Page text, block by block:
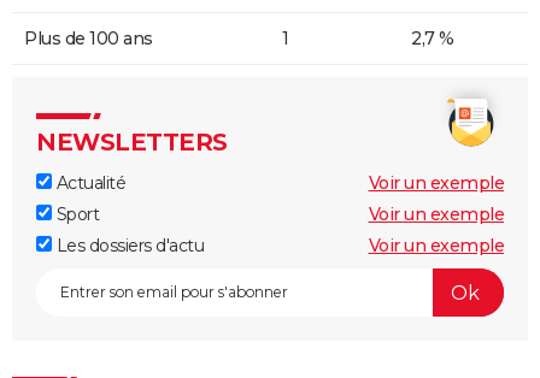
Plus de 100 ans 1 2,7 %
NEWSLETTERS
Actualité
Voir un exemple
Sport
Voir un exemple
Les dossiers d'actu
Voir un exemple